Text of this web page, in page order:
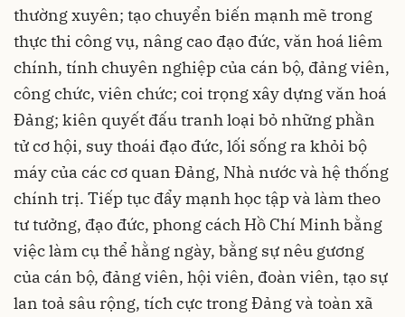
thường xuyên; tạo chuyển biến mạnh mẽ trong
thực thi công vụ, nâng cao đạo đức, văn hoá liêm
chính, tính chuyên nghiệp của cán bộ, đảng viên,
công chức, viên chức; coi trọng xây dựng văn hoá
Đảng; kiên quyết đấu tranh loại bỏ những phần
tử cơ hội, suy thoái đạo đức, lối sống ra khỏi bộ
máy của các cơ quan Đảng, Nhà nước và hệ thống
chính trị. Tiếp tục đẩy mạnh học tập và làm theo
tư tưởng, đạo đức, phong cách Hồ Chí Minh bằng
việc làm cụ thể hằng ngày, bằng sự nêu gương
của cán bộ, đảng viên, hội viên, đoàn viên, tạo sự
lan toả sâu rộng, tích cực trong Đảng và toàn xã